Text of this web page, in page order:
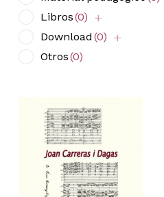
Libros(0)
Download (0)
Otros(0)